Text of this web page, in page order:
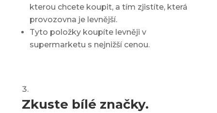
kterou chcete koupit, a tím zjistíte, která
provozovna je levnější.
Tyto položky koupíte levněji v
supermarketu s nejnižší cenou.
Zkuste bílé značky.